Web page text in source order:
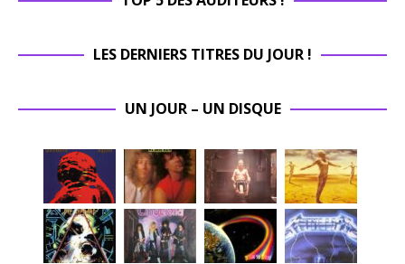
LES DERNIERS TITRES DU JOUR !
UN JOUR – UN DISQUE